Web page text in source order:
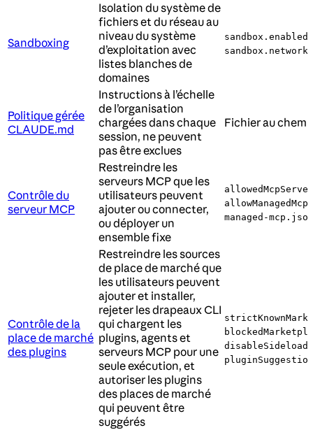
Sandboxing
Isolation du système de
fichiers et du réseau au
niveau du système
d’exploitation avec
listes blanches de
domaines
sandbox.enabled
Politique gérée
CLAUDE.md
Instructions à l’échelle
de l’organisation
chargées dans chaque
session, ne peuvent
pas être exclues
Fichier au
Contrôle du
serveur MCP
Restreindre les
serveurs MCP que les
utilisateurs peuvent
ajouter ou connecter,
ou déployer un
ensemble fixe
managed-mcp.json
Contrôle de la
place de marché
des plugins
Restreindre les sources
de place de marché que
les utilisateurs peuvent
ajouter et installer,
rejeter les drapeaux CLI
qui chargent les
plugins, agents et
serveurs MCP pour une
seule exécution, et
autoriser les plugins
des places de marché
qui peuvent être
suggérés